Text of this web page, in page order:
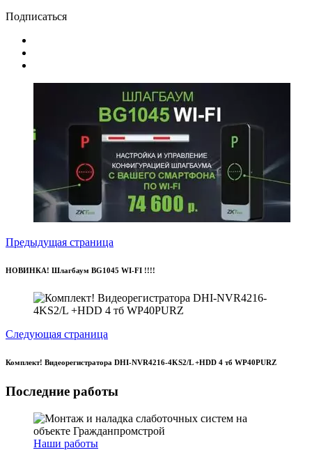
Подписаться
Предыдущая страница
НОВИНКА! Шлагбаум BG1045 WI-FI !!!!
Следующая страница
Комплект! Видеорегистратора DHI-NVR4216-4KS2/L +HDD 4 тб WP40PURZ
Последние работы
Наши работы